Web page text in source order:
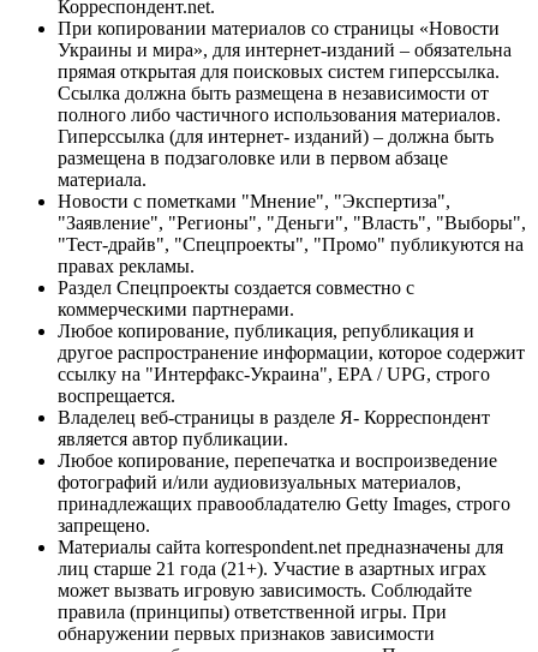
Корреспондент.net.
При копировании материалов со страницы «Новости
Украины и мира», для интернет-изданий – обязательна
прямая открытая для поисковых систем гиперссылка.
Ссылка должна быть размещена в независимости от
полного либо частичного использования материалов.
Гиперссылка (для интернет- изданий) – должна быть
размещена в подзаголовке или в первом абзаце
материала.
Новости с пометками "Мнение", "Экспертиза",
"Заявление", "Регионы", "Деньги", "Власть", "Выборы",
"Тест-драйв", "Спецпроекты", "Промо" публикуются на
правах рекламы.
Раздел Спецпроекты создается совместно с
коммерческими партнерами.
Любое копирование, публикация, републикация и
другое распространение информации, которое содержит
ссылку на "Интерфакс-Украина", EPA / UPG, строго
воспрещается.
Владелец веб-страницы в разделе Я- Корреспондент
является автор публикации.
Любое копирование, перепечатка и воспроизведение
фотографий и/или аудиовизуальных материалов,
принадлежащих правообладателю Getty Images, строго
запрещено.
Материалы сайта korrespondent.net предназначены для
лиц старше 21 года (21+). Участие в азартных играх
может вызвать игровую зависимость. Соблюдайте
правила (принципы) ответственной игры. При
обнаружении первых признаков зависимости